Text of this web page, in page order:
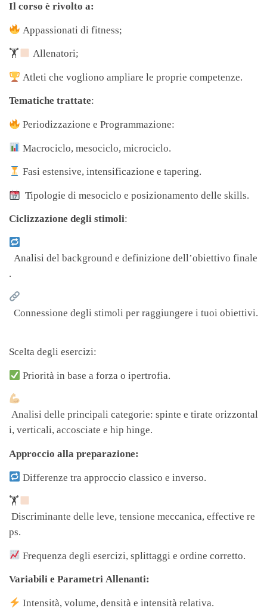
Il corso è rivolto a:
Appassionati di fitness;
🏋 Allenatori;
Atleti che vogliono ampliare le proprie competenze.
Tematiche trattate:
Periodizzazione e Programmazione:
Macrociclo, mesociclo, microciclo.
Fasi estensive, intensificazione e tapering.
Tipologie di mesociclo e posizionamento delle skills.
Ciclizzazione degli stimoli:
Analisi del background e definizione dell’obiettivo finale
.
Connessione degli stimoli per raggiungere i tuoi obiettivi.
Scelta degli esercizi:
Priorità in base a forza o ipertrofia.
Analisi delle principali categorie: spinte e tirate orizzontal
i, verticali, accosciate e hip hinge.
Approccio alla preparazione:
Differenze tra approccio classico e inverso.
🏋
Discriminante delle leve, tensione meccanica, effective re
ps.
Frequenza degli esercizi, splittaggi e ordine corretto.
Variabili e Parametri Allenanti:
Intensità, volume, densità e intensità relativa.